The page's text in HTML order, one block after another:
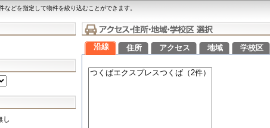
などを指定して物件を絞り込むことができます。
し
沿線 住所 アクセス 地域 学校区